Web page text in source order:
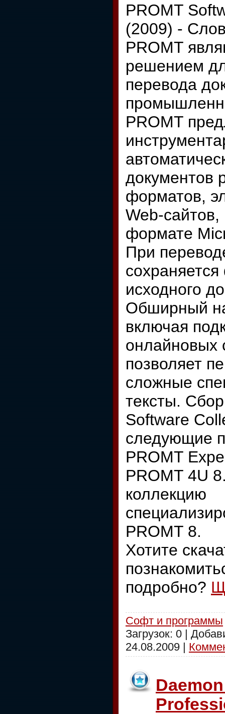
PROMT
(2009) -
PROMT
решением
перевода
PROMT
документов
форматов,
Web-сайтов,
формате
При
исходного
Обширный
включая
онлайновых
позволяет
сложные
тексты.
Software
следующие
PROMT
PROMT 4U
коллекцию
PROMT 8.
Хотите
подробно?
Софт и программы
Загрузок: 0 |
24.08.2009 |